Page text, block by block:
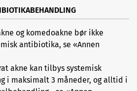
og komedoakne bør ikke
antibiotika, se «Annen
akne kan tilbys systemisk
i maksimalt 3 måneder, og alltid i